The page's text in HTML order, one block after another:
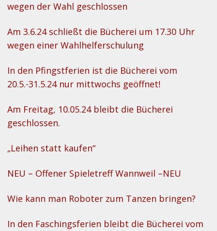
wegen der Wahl geschlossen
Am 3.6.24 schließt die Bücherei um 17.30 Uhr
wegen einer Wahlhelferschulung
In den Pfingstferien ist die Bücherei vom
20.5.-31.5.24 nur mittwochs geöffnet!
Am Freitag, 10.05.24 bleibt die Bücherei
geschlossen.
„Leihen statt kaufen“
NEU – Offener Spieletreff Wannweil –NEU
Wie kann man Roboter zum Tanzen bringen?
In den Faschingsferien bleibt die Bücherei vom